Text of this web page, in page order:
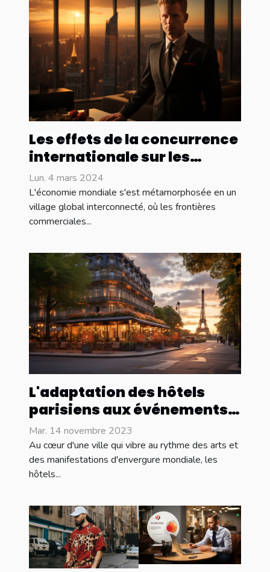
Les effets de la concurrence
internationale sur les
services de conciergerie
locative
Lun. 4 mars 2024
L'économie mondiale s'est métamorphosée en un
village global interconnecté, où les frontières
commerciales...
L'adaptation des hôtels
parisiens aux événements
culturels internationaux
Mar. 14 novembre 2023
Au cœur d'une ville qui vibre au rythme des arts et
des manifestations d'envergure mondiale, les
hôtels...